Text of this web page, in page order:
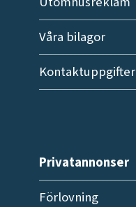
Våra bilagor
Kontaktuppgifter
Privatannonser
Förlovning